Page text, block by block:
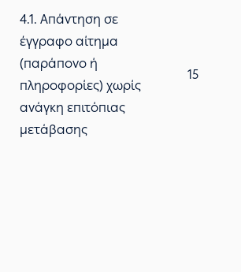
4.1. Απάντηση σε
έγγραφο αίτημα
(παράπονο ή
πληροφορίες) χωρίς
ανάγκη επιτόπιας
μετάβασης
15